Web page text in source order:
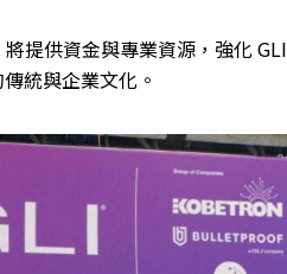
提供資金與專業資源，強化
統與企業文化。